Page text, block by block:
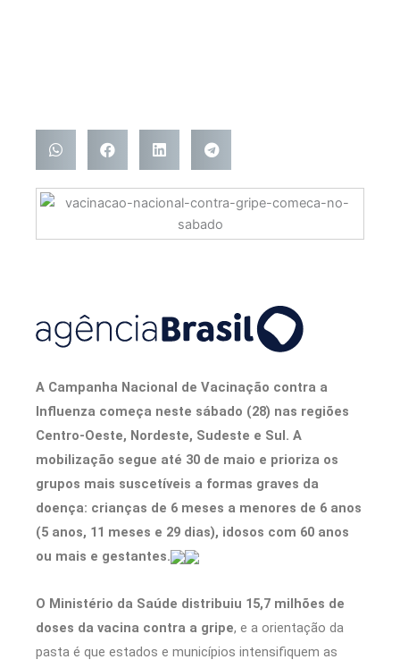
A Campanha Nacional de Vacinação contra a
Influenza começa neste sábado (28) nas regiões
Centro-Oeste, Nordeste, Sudeste e Sul. A
mobilização segue até 30 de maio e prioriza os
grupos mais suscetíveis a formas graves da
doença: crianças de 6 meses a menores de 6 anos
(5 anos, 11 meses e 29 dias), idosos com 60 anos
ou mais e gestantes.
O Ministério da Saúde distribuiu 15,7 milhões de
doses da vacina contra a gripe, e a orientação da
pasta é que estados e municípios intensifiquem as